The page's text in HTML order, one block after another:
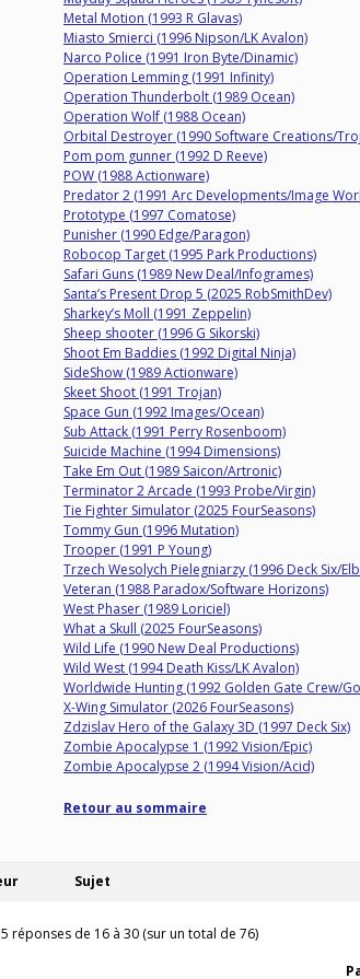
Metal Motion (1993 R Glavas)
Miasto Smierci (1996 Nipson/LK Avalon)
Narco Police (1991 Iron Byte/Dinamic)
Operation Lemming (1991 Infinity)
Operation Thunderbolt (1989 Ocean)
Operation Wolf (1988 Ocean)
Orbital Destroyer (1990 Software Creations/
Pom pom gunner (1992 D Reeve)
POW (1988 Actionware)
Predator 2 (1991 Arc Developments/Image
Prototype (1997 Comatose)
Punisher (1990 Edge/Paragon)
Robocop Target (1995 Park Productions)
Safari Guns (1989 New Deal/Infogrames)
Santa’s Present Drop 5 (2025 RobSmithDev)
Sharkey’s Moll (1991 Zeppelin)
Sheep shooter (1996 G Sikorski)
Shoot Em Baddies (1992 Digital Ninja)
SideShow (1989 Actionware)
Skeet Shoot (1991 Trojan)
Space Gun (1992 Images/Ocean)
Sub Attack (1991 Perry Rosenboom)
Suicide Machine (1994 Dimensions)
Take Em Out (1989 Saicon/Artronic)
Terminator 2 Arcade (1993 Probe/Virgin)
Tie Fighter Simulator (2025 FourSeasons)
Tommy Gun (1996 Mutation)
Trooper (1991 P Young)
Trzech Wesolych Pielegniarzy (1996 Deck Six/
Veteran (1988 Paradox/Software Horizons)
West Phaser (1989 Loriciel)
What a Skull (2025 FourSeasons)
Wild Life (1990 New Deal Productions)
Wild West (1994 Death Kiss/LK Avalon)
Worldwide Hunting (1992 Golden Gate Crew/
X-Wing Simulator (2026 FourSeasons)
Zdzislav Hero of the Galaxy 3D (1997 Deck Six)
Zombie Apocalypse 1 (1992 Vision/Epic)
Zombie Apocalypse 2 (1994 Vision/Acid)
Retour au sommaire
Sujet
réponses de 16 à 30 (sur un total de 76)